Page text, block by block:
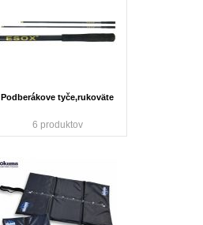
Podberákove tyče,rukoväte
6 produktov